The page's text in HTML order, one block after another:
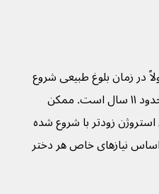
در زمان بلوغ طبیعی شروع
می‌شود. در دختران، این سن حدود ۱۱ سال است. ممکن
زودتر با شروع شده
اساس نیازهای خاص هر دختر